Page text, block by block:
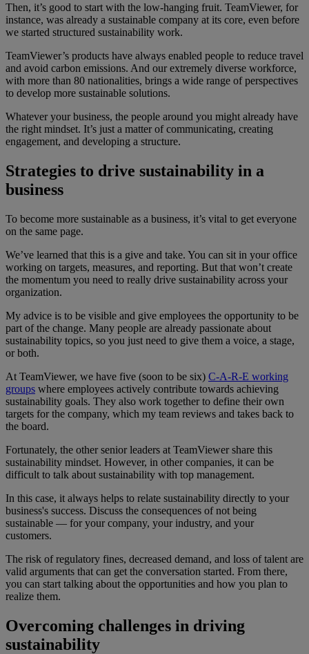
Then, it’s good to start with the low-hanging fruit. TeamViewer, for
instance, was already a sustainable company at its core, even before
we started structured sustainability work.
TeamViewer’s products have always enabled people to reduce travel
and avoid carbon emissions. And our extremely diverse workforce,
with more than 80 nationalities, brings a wide range of perspectives
to develop more sustainable solutions.
Whatever your business, the people around you might already have
the right mindset. It’s just a matter of communicating, creating
engagement, and developing a structure.
Strategies to drive sustainability in a
business
To become more sustainable as a business, it’s vital to get everyone
on the same page.
We’ve learned that this is a give and take. You can sit in your office
working on targets, measures, and reporting. But that won’t create
the momentum you need to really drive sustainability across your
organization.
My advice is to be visible and give employees the opportunity to be
part of the change. Many people are already passionate about
sustainability topics, so you just need to give them a voice, a stage,
or both.
At TeamViewer, we have five (soon to be six) C-A-R-E working
groups where employees actively contribute towards achieving
sustainability goals. They also work together to define their own
targets for the company, which my team reviews and takes back to
the board.
Fortunately, the other senior leaders at TeamViewer share this
sustainability mindset. However, in other companies, it can be
difficult to talk about sustainability with top management.
In this case, it always helps to relate sustainability directly to your
business's success. Discuss the consequences of not being
sustainable — for your company, your industry, and your
customers.
The risk of regulatory fines, decreased demand, and loss of talent are
valid arguments that can get the conversation started. From there,
you can start talking about the opportunities and how you plan to
realize them.
Overcoming challenges in driving
sustainability